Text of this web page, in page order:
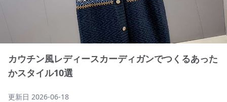
カウチン風レディースカーディガンでつくるあった
かスタイル10選
更新日 2026-06-18